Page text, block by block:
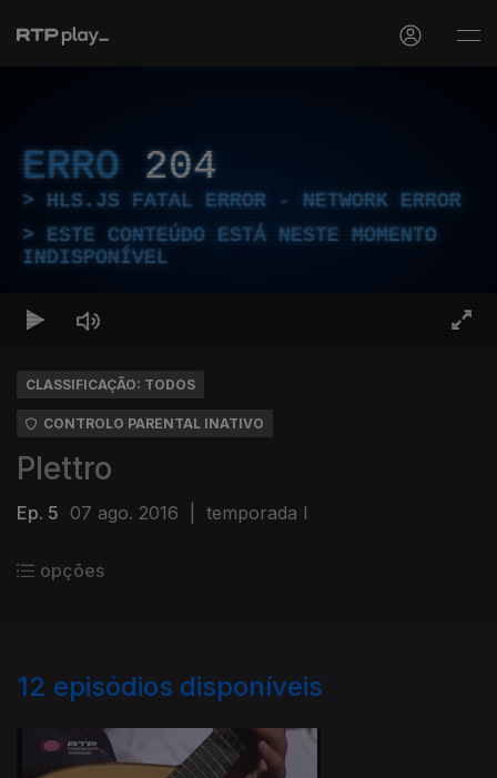
ERRO 204
HLS.JS FATAL ERROR - NETWORK ERROR
ESTE CONTEÚDO ESTÁ NESTE MOMENTO
INDISPONÍVEL
CLASSIFICAÇÃO: TODOS
CONTROLO PARENTAL INATIVO
Plettro
Ep. 5 07 ago. 2016 temporada I
opções
12 episódios disponíveis